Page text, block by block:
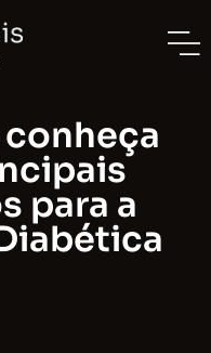
para a